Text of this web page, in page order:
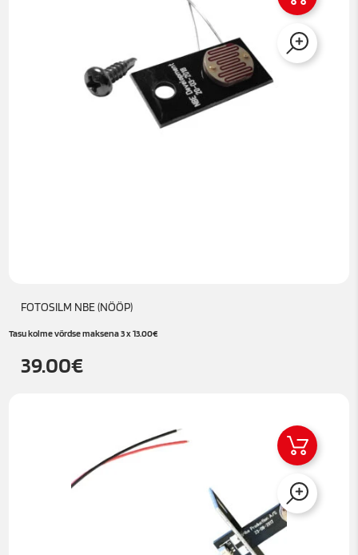
FOTOSILM NBE (NÖÖP)
39.00€
Tasu kolme võrdse maksena 3 x13.00€